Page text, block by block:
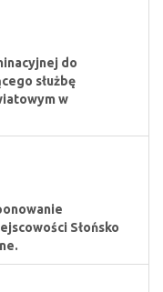
do
służbę
w
Słońsko